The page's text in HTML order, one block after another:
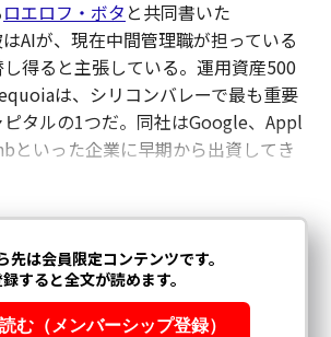
ロエロフ・ボタ と共同書いた
AIが、現在中間管理職が担っている
得ると主張している。運用資産500
は、シリコンバレーで最も重要
タルの1つだ。同社はGoogle、Appl
といった企業に早期から出資してき